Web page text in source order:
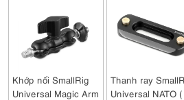
Khớp nối SmallRig
Universal Magic Arm
Thanh ray
Universal NATO (